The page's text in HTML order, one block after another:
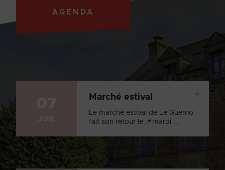
AGENDA
Marché estival
Le marché estival de Le Guerno
fait son retour le 📌mardi ...